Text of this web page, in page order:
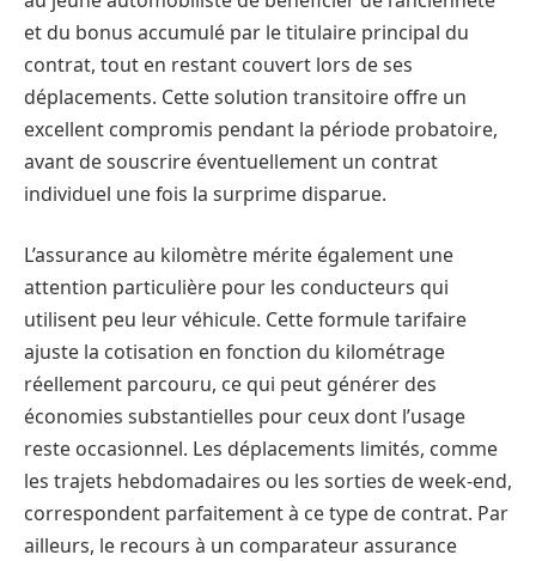
et du bonus accumulé par le titulaire principal du
contrat, tout en restant couvert lors de ses
déplacements. Cette solution transitoire offre un
excellent compromis pendant la période probatoire,
avant de souscrire éventuellement un contrat
individuel une fois la surprime disparue.
L’assurance au kilomètre mérite également une
attention particulière pour les conducteurs qui
utilisent peu leur véhicule. Cette formule tarifaire
ajuste la cotisation en fonction du kilométrage
réellement parcouru, ce qui peut générer des
économies substantielles pour ceux dont l’usage
reste occasionnel. Les déplacements limités, comme
les trajets hebdomadaires ou les sorties de week-end,
correspondent parfaitement à ce type de contrat. Par
ailleurs, le recours à un comparateur assurance